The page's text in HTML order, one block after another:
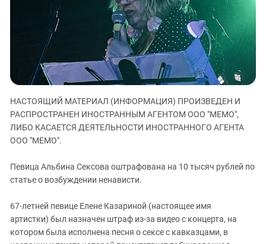
ЗАСТАВЛЯЕТ
КАВКАЗ ЗА ПАЛЕСТИНУ
ИНАКОМЫСЛИЕ В ЧЕЧНЕ
ПРЕСЛЕДОВАНИЕ АКТИВИСТОВ
МОБИЛИЗАЦИЯ И ПРОТЕСТЫ
Ингушетия
Кабардино-Балкария
Калмыкия
Карачаево-Черкесия
Краснодарский край
Российская Федерация
Северная Осетия - Алания
Ставропольский край
Чечня
НАСТОЯЩИЙ МАТЕРИАЛ (ИНФОРМАЦИЯ) ПРОИЗВЕДЕН И
РАСПРОСТРАНЕН ИНОСТРАННЫМ АГЕНТОМ ООО "МЕМО",
ЛИБО КАСАЕТСЯ ДЕЯТЕЛЬНОСТИ ИНОСТРАННОГО АГЕНТА
ООО "МЕМО".
Певица Альбина Сексова оштрафована на 10 тысяч рублей по
статье о возбуждении ненависти.
67-летней певице Елене Казариной (настоящее имя
артистки) был назначен штраф из-за видео с концерта, на
котором была исполнена песня о сексе с кавказцами, в